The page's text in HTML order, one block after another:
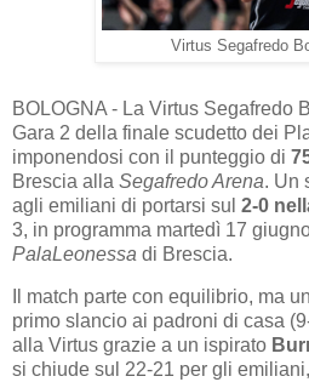
Virtus Segafredo
BOLOGNA - La Virtus Segafredo
Gara 2 della finale scudetto dei
imponendosi con il punteggio di
Brescia alla Segafredo Arena. Un
agli emiliani di portarsi sul 2-0
3, in programma martedì 17
PalaLeonessa di Brescia.
Il match parte con equilibrio, ma
primo slancio ai padroni di casa
alla Virtus grazie a un ispirato
si chiude sul 22-21 per gli